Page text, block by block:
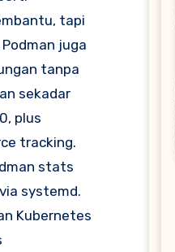
tapi
juga
tanpa
sekadar
plus
tracking.
stats
systemd.
Kubernetes